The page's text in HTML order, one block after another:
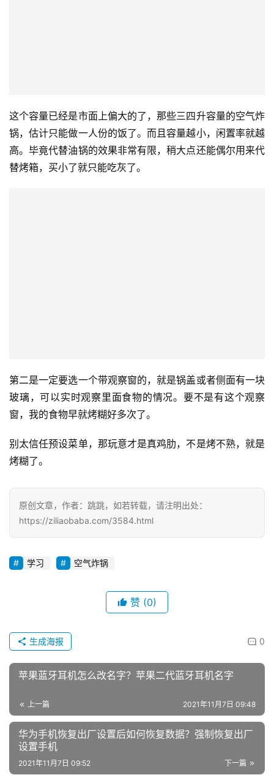
这个容量已经是市面上偏大的了，那些三四升容量的空气炸
锅，估计只能做一人份的饭了。而且容量越小，闲置率就越
高。毕竟代替油锅的效果非常有限，稍大点还能偶尔用来代
替烤箱，买小了就只能吃灰了。
第二是一定要选一个带观察窗的，就是锅盖或者侧面有一块
玻璃，可以实时观察里面食物的情况。要不是有这个观察
窗，我的食物早就烤糊好多次了。
别太信任预设菜单，那玩意才是真鸡肋，不是烤不熟，就是
烤糊了。
原创文章，作者：跳跳，如若转载，请注明出处：
https://ziliaobaba.com/3584.html
学习 空气炸锅
赞 (0)
0
生成海报
苹果蓝牙耳机怎么改名字？苹果二代蓝牙耳机名字
上一篇 2021年11月7日 09:48
华为手机恢复出厂设置后如何恢复数据？强制恢复出厂
设置手机
下一篇
2021年11月7日 09:52